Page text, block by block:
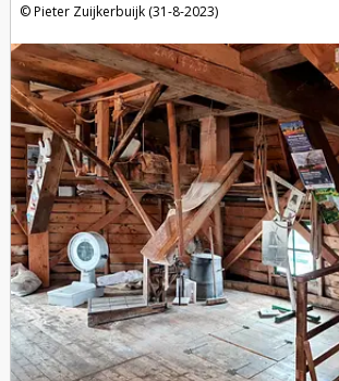
Pieter Zuijkerbuijk (31-8-2023)